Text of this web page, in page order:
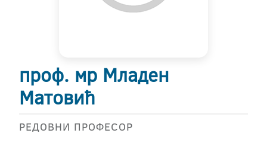
проф. мр Младен
Матовић
РЕДОВНИ ПРОФЕСОР